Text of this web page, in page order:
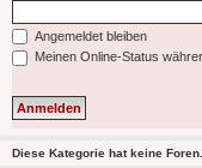
Angemeldet bleiben
Meinen Online-Status
Diese Kategorie hat keine Foren.